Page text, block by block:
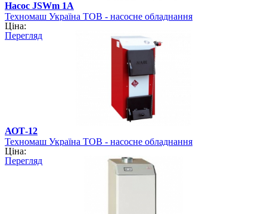
Насос JSWm 1А
Техномаш Україна ТОВ - насосне обладнання
Ціна:
Перегляд
АОТ-12
Техномаш Україна ТОВ - насосне обладнання
Ціна:
Перегляд